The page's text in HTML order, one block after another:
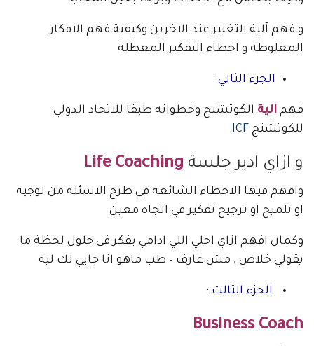
و فهم آلية التغيير عند الاخرين وكيفية فهم الافكار
المغلوطة و اخطاء التفكير المعطلة
الجزء الثاتي :
فهم الية الكوتشنج وخطواته طبقا للاتحاد الدولي
للكوتشنج ICF
و ازاي ادير جلسة Life Coaching
وافهم فيها الاخطاء الشائعة في طرح الاسئلة من توجيه
او تلميح او ترجيح تفكير في اتجاه معين
وكمان افهم ازاي اخلي اللي ادامي يفكر فى حلول لحظة ما
يقولي خلاص , مش عارف – طب ماهو انا جايي لك ليه
الحزء التالت :
Business Coach